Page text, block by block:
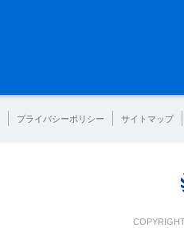
プライバシーポリシー サイトマップ